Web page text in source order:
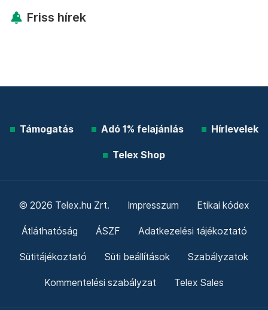
Friss hírek
Támogatás Adó 1% felajánlás Hírlevelek
Telex Shop
© 2026 Telex.hu Zrt. Impresszum Etikai kódex
Átláthatóság ÁSZF Adatkezelési tájékoztató
Sütitájékoztató Süti beállítások Szabályzatok
Kommentelési szabályzat Telex Sales